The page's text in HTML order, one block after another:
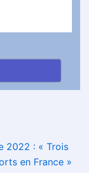
2022 : « Trois
en France »